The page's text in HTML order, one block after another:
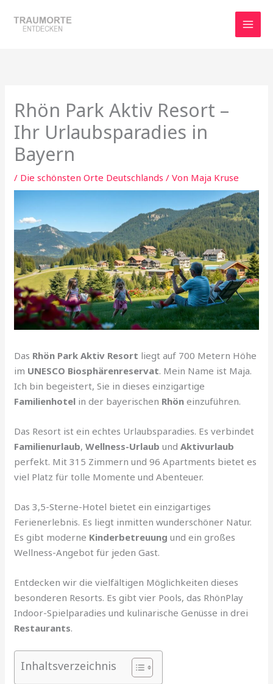
Inhalt
Rhön Park Aktiv Resort –
Ihr Urlaubsparadies in
Bayern
/ Die schönsten Orte Deutschlands / Von Maja Kruse
Das Rhön Park Aktiv Resort liegt auf 700 Metern Höhe
im UNESCO Biosphärenreservat. Mein Name ist Maja.
Ich bin begeistert, Sie in dieses einzigartige
Familienhotel in der bayerischen Rhön einzuführen.
Das Resort ist ein echtes Urlaubsparadies. Es verbindet
Familienurlaub,Wellness-Urlaub undAktivurlaub
perfekt. Mit 315 Zimmern und 96 Apartments bietet es
viel Platz für tolle Momente und Abenteuer.
Das 3,5-Sterne-Hotel bietet ein einzigartiges
Ferienerlebnis. Es liegt inmitten wunderschöner Natur.
Es gibt moderne Kinderbetreuung und ein großes
Wellness-Angebot für jeden Gast.
Entdecken wir die vielfältigen Möglichkeiten dieses
besonderen Resorts. Es gibt vier Pools, das RhönPlay
Indoor-Spielparadies und kulinarische Genüsse in drei
Restaurants.
Inhaltsverzeichnis